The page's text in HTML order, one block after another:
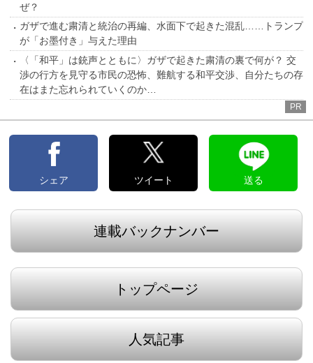
ぜ？
ガザで進む粛清と統治の再編、水面下で起きた混乱……トランプ
が「お墨付き」与えた理由
〈「和平」は銃声とともに〉ガザで起きた粛清の裏で何が？ 交
渉の行方を見守る市民の恐怖、難航する和平交渉、自分たちの存
在はまた忘れられていくのか…
PR
シェア ツイート 送る
連載バックナンバー
トップページ
人気記事